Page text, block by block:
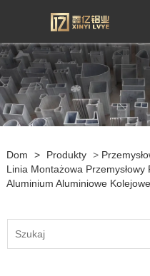
Dom > Produkty >
Linia Montażowa Przemysłowy
Aluminium Aluminiowe Kolejowe